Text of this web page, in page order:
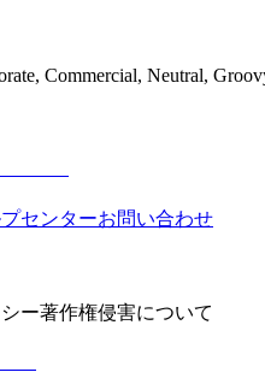
Commercial, Neutral,
センターお問い合わせ
ー著作権侵害について